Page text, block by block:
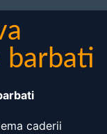
barbati
caderii